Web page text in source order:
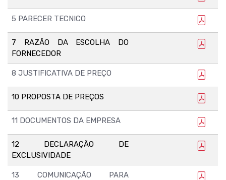
5 PARECER TECNICO
7 RAZÃO DA ESCOLHA DO
FORNECEDOR
8 JUSTIFICATIVA DE PREÇO
10 PROPOSTA DE PREÇOS
11 DOCUMENTOS DA EMPRESA
12 DECLARAÇÃO DE
EXCLUSIVIDADE
13 COMUNICAÇÃO PARA